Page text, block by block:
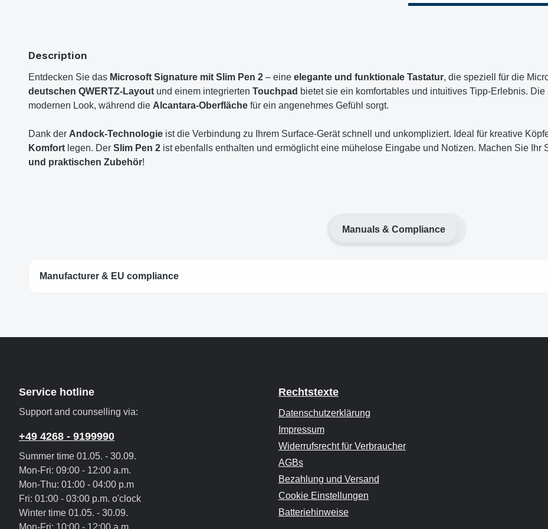
Description
Entdecken Sie das Microsoft Signature mit Slim Pen 2 – eine elegante und funktionale Tastatur, die speziell für die
deutschen QWERTZ-Layout und einem integrierten Touchpad bietet sie ein komfortables und intuitives Tipp-Erlebnis. Die
modernen Look, während die Alcantara-Oberfläche für ein angenehmes Gefühl sorgt.
Dank der Andock-Technologie ist die Verbindung zu Ihrem Surface-Gerät schnell und unkompliziert. Ideal für kreative
Komfort legen. Der Slim Pen 2 ist ebenfalls enthalten und ermöglicht eine mühelose Eingabe und Notizen. Machen Sie Ihr
und praktischen Zubehör!
Manuals & Compliance
Manufacturer & EU compliance
Service hotline
Support and counselling via:
+49 4268 - 9199990
Summer time 01.05. - 30.09.
Mon-Fri: 09:00 - 12:00 a.m.
Mon-Thu: 01:00 - 04:00 p.m
Fri: 01:00 - 03:00 p.m. o'clock
Winter time 01.05. - 30.09.
Mon-Fri: 10:00 - 12:00 a.m.
Rechtstexte
Datenschutzerklärung
Impressum
Widerrufsrecht für Verbraucher
AGBs
Bezahlung und Versand
Cookie Einstellungen
Batteriehinweise